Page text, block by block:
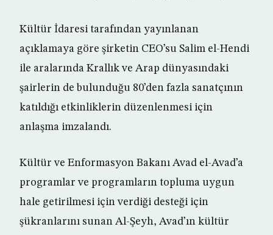
Kültür İdaresi tarafından yayınlanan
açıklamaya göre şirketin CEO’su Salim el-Hendi
ile aralarında Krallık ve Arap dünyasındaki
şairlerin de bulunduğu 80’den fazla sanatçının
katıldığı etkinliklerin düzenlenmesi için
anlaşma imzalandı.
Kültür ve Enformasyon Bakanı Avad el-Avad’a
programlar ve programların topluma uygun
hale getirilmesi için verdiği desteği için
şükranlarını sunan Al-Şeyh, Avad’ın kültür